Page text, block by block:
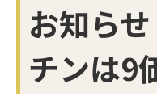
お知ら
チンは9